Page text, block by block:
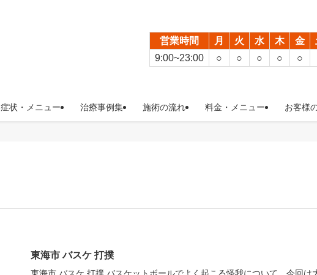
症状・メニュー 治療事例集 施術の流れ 料金・メニュー お客様
営業時間 月 火 水 木 金
9:00~23:00
○ ○ ○ ○ ○
東海市 バスケ 打撲